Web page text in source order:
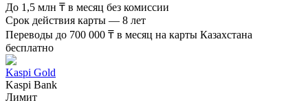
До 1,5 млн ₸ в месяц без комиссии
Срок действия карты — 8 лет
Переводы до 700 000 ₸ в месяц на карты Казахстана
бесплатно
Kaspi Gold
Kaspi Bank
Лимит